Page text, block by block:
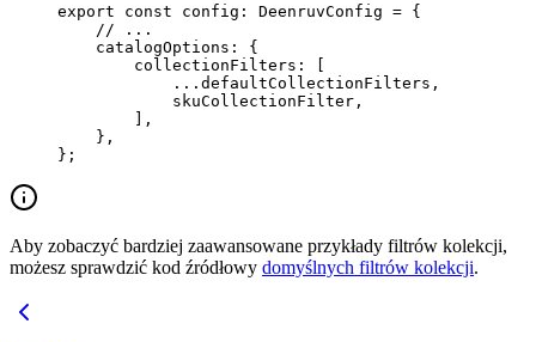
export const config : DeenruvConfig = {
    // ...
    catalogOptions: {
        collectionFilters: [
            ...
defaultCollectionFilters,
            skuCollectionFilter,
        ],
    },
};
Aby zobaczyć bardziej zaawansowane przykłady filtrów kolekcji,
możesz sprawdzić kod źródłowy domyślnych filtrów kolekcji.